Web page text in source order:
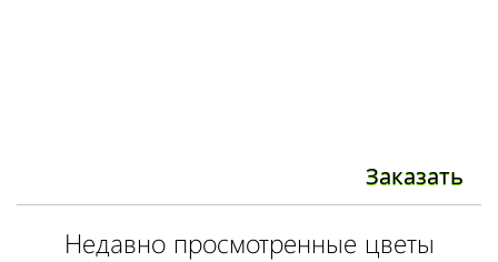
Заказать
Недавно просмотренные цветы